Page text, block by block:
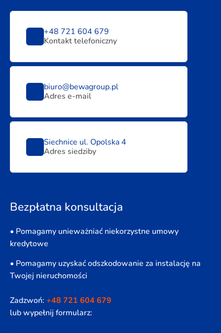
+48 721 604 679
Kontakt telefoniczny
biuro@bewagroup.pl
Adres e-mail
Siechnice ul. Opolska 4
Adres siedziby
Bezpłatna konsultacja
• Pomagamy unieważniać niekorzystne umowy
kredytowe
• Pomagamy uzyskać odszkodowanie za instalację na
Twojej nieruchomości
Zadzwoń: +48 721 604 679
lub wypełnij formularz: